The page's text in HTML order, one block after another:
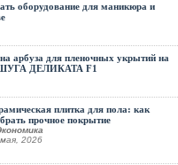
оборудование для маникюра и
арбуза для пленочных укрытий на
ШУГА ДЕЛИКАТА F1
плитка для пола: как
прочное покрытие
2026